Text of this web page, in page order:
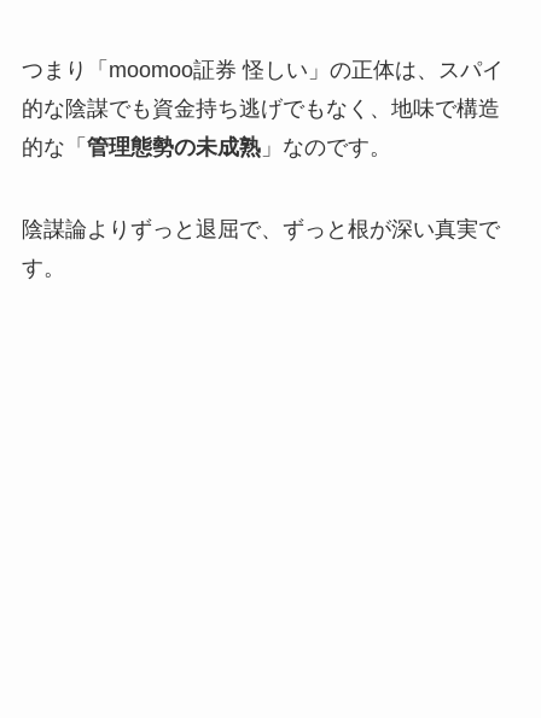
つまり「moomoo証券 怪しい」の正体は、スパイ
的な陰謀でも資金持ち逃げでもなく、地味で構造
的な「 管理態勢の未成熟」なのです。
陰謀論よりずっと退屈で、ずっと根が深い真実で
す。